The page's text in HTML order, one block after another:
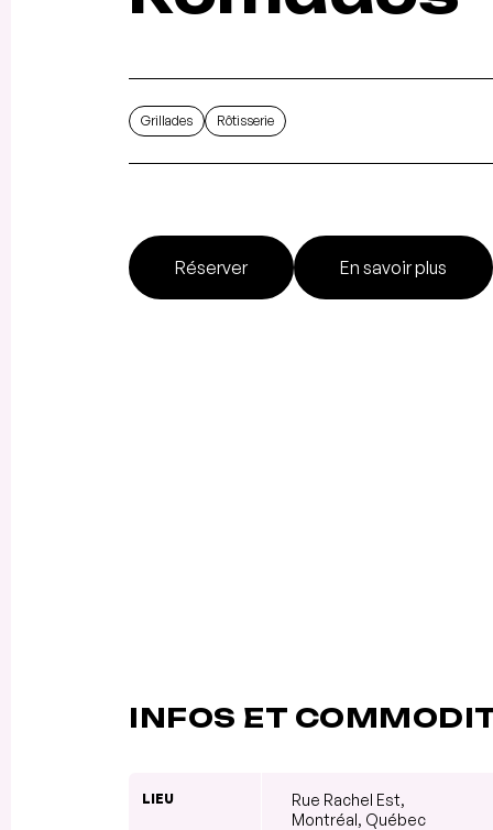
Grillades Rôtisserie
Réserver En savoir plus
INFOS ET
LIEU
Rue Rachel Est,
Montréal, Québec